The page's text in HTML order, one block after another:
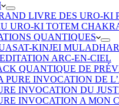
LIVRE DES URO-KI
URO-KI TOTEM
QUANTIQUES
KINJEI
ARC-EN-CIEL
QUANTIQUE DE
PURE INVOCATION DE
INVOCATION DU
INVOCATION A MON